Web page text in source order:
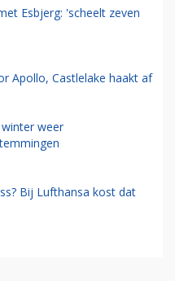
Esbjerg: 'scheelt zeven
Apollo, Castlelake haakt af
weer
Bij Lufthansa kost dat